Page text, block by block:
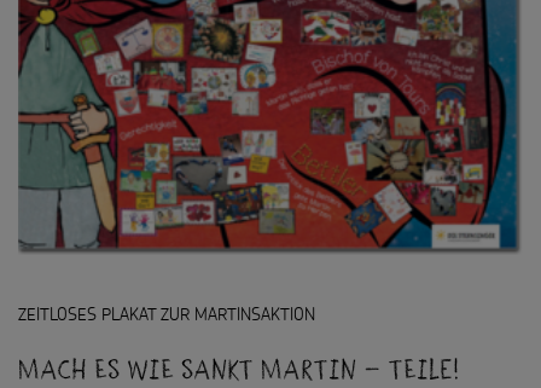
ZEITLOSES PLAKAT ZUR MARTINSAKTION
Mach es wie Sankt Martin – teile!